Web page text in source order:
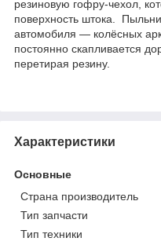
резиновую гофру-чехол,
поверхность штока.
автомобиля — колёсных
постоянно скапливается
перетирая резину.
Характеристики
Основные
Страна производитель
Тип запчасти
Тип техники